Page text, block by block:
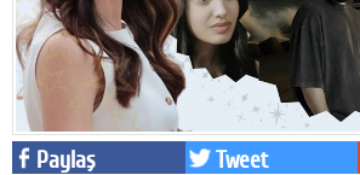
Reyting-tiraj
Teknoloji
Televizyon
Dünya
Paylaş Tweet